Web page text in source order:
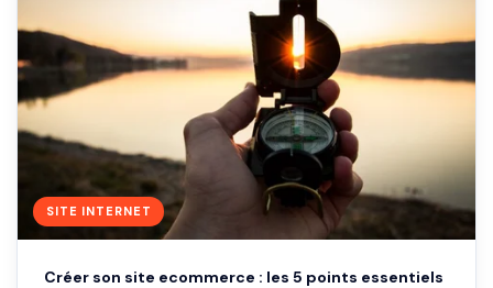
SITE INTERNET
Créer son site ecommerce : les 5 points essentiels